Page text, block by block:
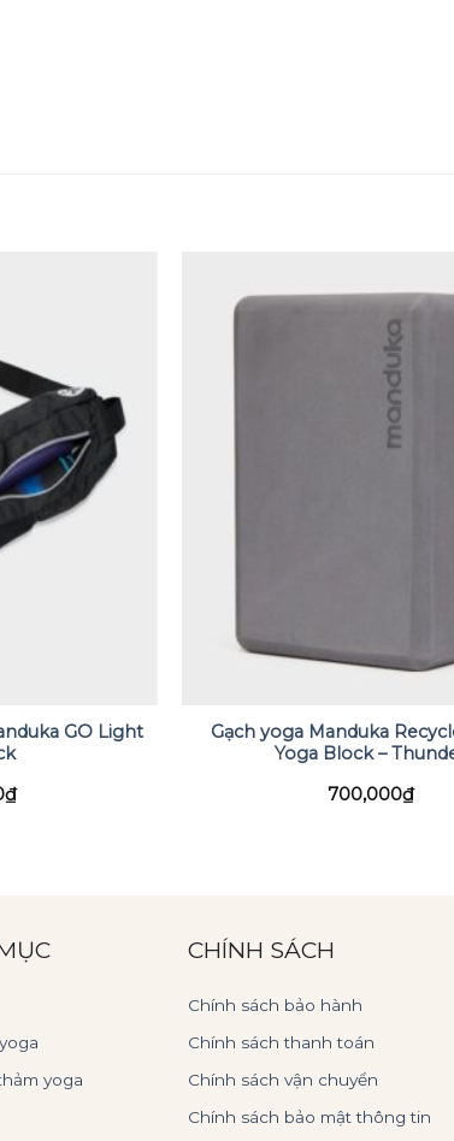
GO Light
₫
Gạch yoga Manduka
Yoga Block –
700,000₫
yoga
CHÍNH SÁCH
Chính sách bảo hành
Chính sách thanh toán
Chính sách vận chuyển
Chính sách bảo mật thông tin